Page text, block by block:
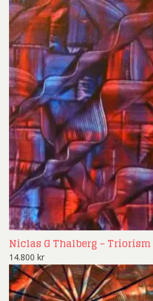
Niclas G Thalberg – Triorism
14.800 kr